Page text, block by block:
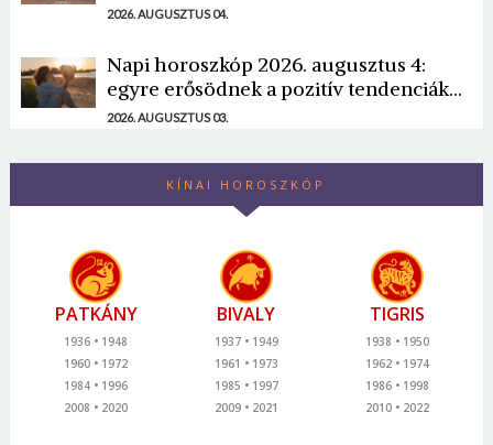
2026. AUGUSZTUS 04.
Napi horoszkóp 2026. augusztus 4:
egyre erősödnek a pozitív tendenciák...
2026. AUGUSZTUS 03.
KÍNAI HOROSZKÓP
PATKÁNY
1936
1948
1960
1972
1984
1996
2008
2020
BIVALY
1937
1949
1961
1973
1985
1997
2009
2021
TIGRIS
1938
1950
1962
1974
1986
1998
2010
2022